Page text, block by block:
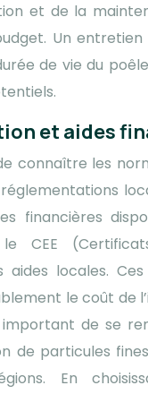
et de la
Un
de vie du
et aides
connaître les
financières
le CEE
aides locales.
le coût de
de se
de particules
En